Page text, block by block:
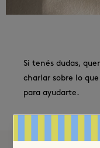
Si tenés dudas,
charlar sobre lo
para ayudarte.